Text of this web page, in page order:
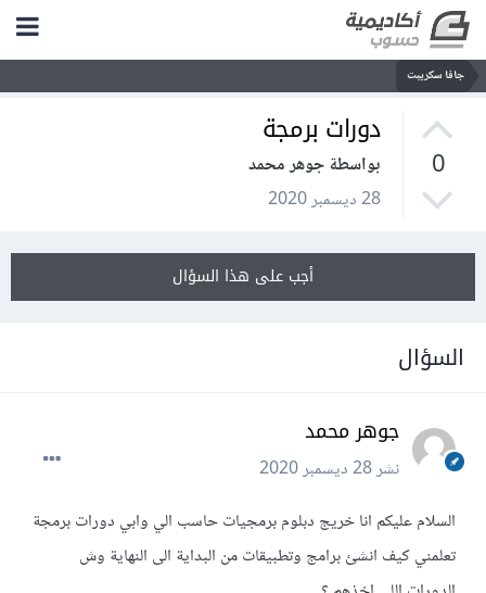
جافا سكريبت
0
دورات برمجة
بواسطة جوهر محمد
28 ديسمبر 2020
أجب على هذا السؤال
السؤال
جوهر محمد
نشر28 ديسمبر 2020
السلام عليكم انا خريج دبلوم برمجيات حاسب الي وابي دورات برمجة
تعلمني كيف انشئ برامج وتطبيقات من البداية الى النهاية وش